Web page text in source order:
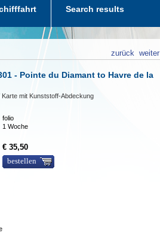
Search results
weiter
zurück
- Pointe du Diamant to Havre de la
Karte mit Kunststoff-Abdeckung
folio
1 Woche
€ 35,50
bestellen